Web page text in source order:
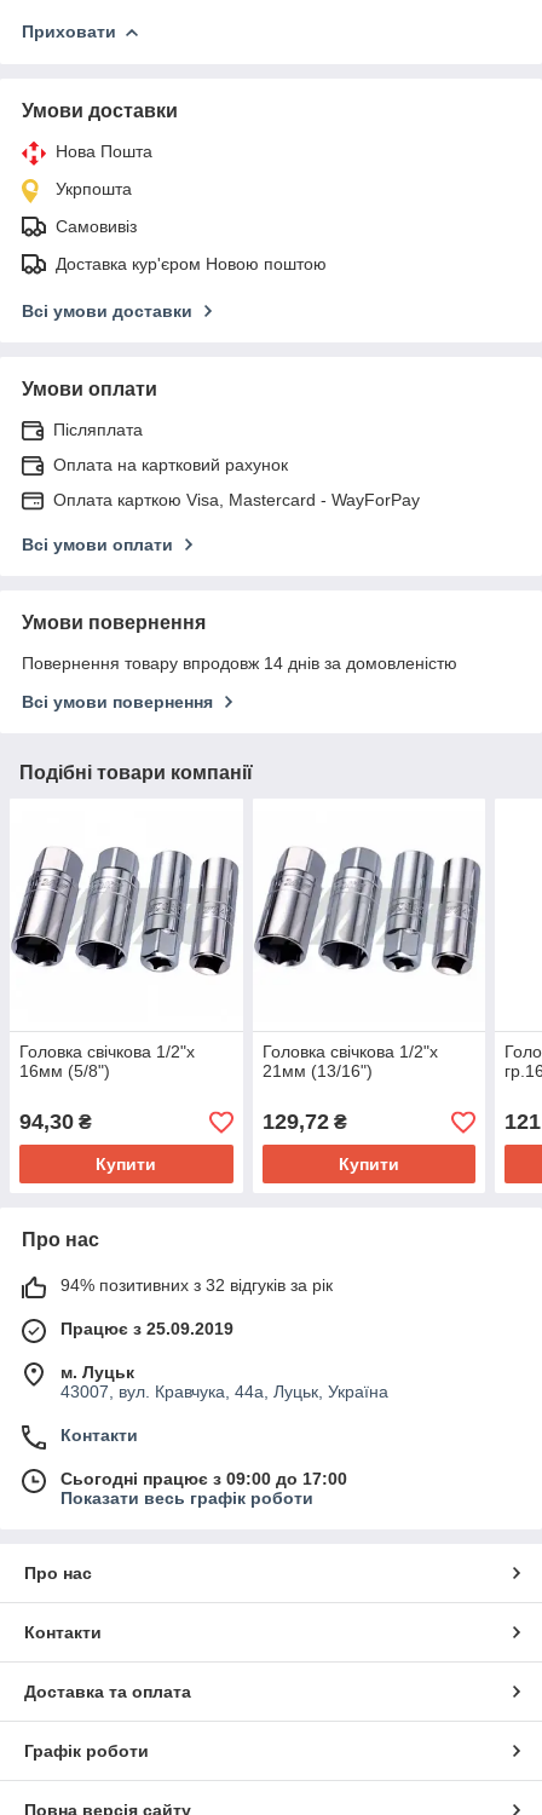
Приховати
Умови доставки
Нова Пошта
Укрпошта
Самовивіз
Доставка кур'єром Новою поштою
Всі умови доставки
Умови оплати
Післяплата
Оплата на картковий рахунок
Оплата карткою Visa, Mastercard - WayForPay
Всі умови оплати
Умови повернення
Повернення товару впродовж 14 днів за домовленістю
Всі умови повернення
Подібні товари компанії
Головка свічкова 1/2"х
16мм (5/8")
94,30 ₴
Купити
Головка свічкова 1/2"х
21мм (13/16")
129,72₴
Купити
Про нас
94% позитивних з 32 відгуків за рік
Працює з 25.09.2019
м. Луцьк
43007, вул. Кравчука, 44а, Луцьк, Україна
Контакти
Сьогодні працює з 09:00 до 17:00
Показати весь графік роботи
Про нас
Контакти
Доставка та оплата
Графік роботи
Повна версія сайту